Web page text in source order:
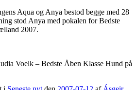
Aqua og Anya bestod begge med 28
stod Anya med pokalen for Bedste
2007.
Voelk – Bedste Åben Klasse Hund på